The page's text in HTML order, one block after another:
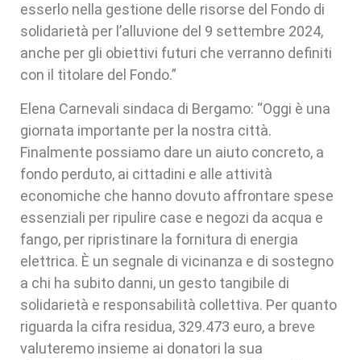
esserlo nella gestione delle risorse del Fondo di
solidarietà per l’alluvione del 9 settembre 2024,
anche per gli obiettivi futuri che verranno definiti
con il titolare del Fondo.”
Elena Carnevali sindaca di Bergamo: “Oggi è una
giornata importante per la nostra città.
Finalmente possiamo dare un aiuto concreto, a
fondo perduto, ai cittadini e alle attività
economiche che hanno dovuto affrontare spese
essenziali per ripulire case e negozi da acqua e
fango, per ripristinare la fornitura di energia
elettrica. È un segnale di vicinanza e di sostegno
a chi ha subito danni, un gesto tangibile di
solidarietà e responsabilità collettiva. Per quanto
riguarda la cifra residua, 329.473 euro, a breve
valuteremo insieme ai donatori la sua